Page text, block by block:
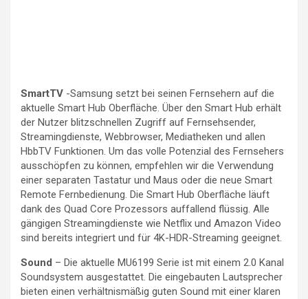
SmartTV -Samsung setzt bei seinen Fernsehern auf die
aktuelle Smart Hub Oberfläche. Über den Smart Hub erhält
der Nutzer blitzschnellen Zugriff auf Fernsehsender,
Streamingdienste, Webbrowser, Mediatheken und allen
HbbTV Funktionen. Um das volle Potenzial des Fernsehers
ausschöpfen zu können, empfehlen wir die Verwendung
einer separaten Tastatur und Maus oder die neue Smart
Remote Fernbedienung. Die Smart Hub Oberfläche läuft
dank des Quad Core Prozessors auffallend flüssig. Alle
gängigen Streamingdienste wie Netflix und Amazon Video
sind bereits integriert und für 4K-HDR-Streaming geeignet.
Sound – Die aktuelle MU6199 Serie ist mit einem 2.0 Kanal
Soundsystem ausgestattet. Die eingebauten Lautsprecher
bieten einen verhältnismäßig guten Sound mit einer klaren